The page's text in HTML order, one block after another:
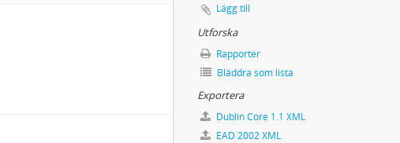
Lägg till
Utforska
Rapporter
Bläddra som lista
Exportera
Dublin Core 1.1 XML
EAD 2002 XML